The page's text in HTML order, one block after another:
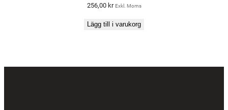
256,00 kr Exkl. Moms
Lägg till i varukorg